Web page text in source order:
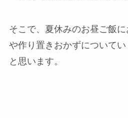
そこで、夏休みのお昼ご飯
や作り置きおかずについて
と思います。